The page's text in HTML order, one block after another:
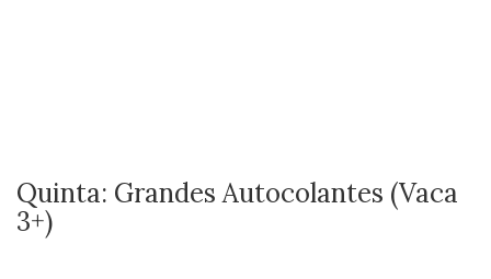
Quinta: Grandes Autocolantes (Vaca
3+)